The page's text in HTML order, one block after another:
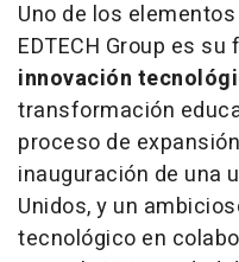
Uno de los
EDTECH Group es
innovación
transformación
proceso de
inauguración de una
Unidos, y un
tecnológico en